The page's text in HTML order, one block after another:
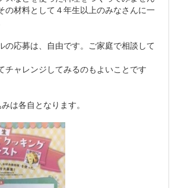
の材料として４年生以上のみなさんに一
の応募は、自由です。ご家庭で相談して
チャレンジしてみるのもよいことです
各自となります。